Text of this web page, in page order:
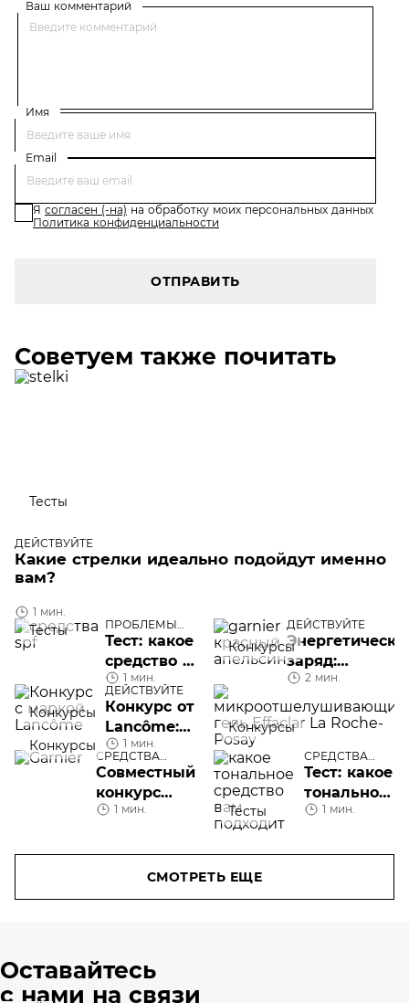
Ваш комментарий
Имя
Email
Я согласен (-на) на обработку моих персональных данных
Политика конфиденциальности
ОТПРАВИТЬ
Советуем также почитать
Тесты
ДЕЙСТВУЙТЕ
Какие стрелки идеально подойдут именно
вам?
1 мин.
Тесты
ПРОБЛЕМЫ
КОЖИ ЛИЦА
Тест: какое
средство с
SPF вам
нужно
1 мин.
Конкурсы
ДЕЙСТВУЙТЕ
заряд:
разыгрываем
легендарный
фен Dyson и
косметики
Garnier!
2 мин.
Конкурсы
ДЕЙСТВУЙТЕ
Конкурс от
Lancôme:
выиграйте
сыворотку
Advanced
Génifique
1 мин.
Конкурсы
Конкурсы
СРЕДСТВА
УХОДА
Совместный
конкурс
Garnier и
1 мин. Тесты
СРЕДСТВА
УХОДА
Тест: какое
тональное
средство
подходит
1 мин.
СМОТРЕТЬ ЕЩЕ
Оставайтесь
с нами на связи